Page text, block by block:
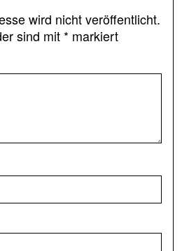
wird nicht veröffentlicht.
sind mit * markiert